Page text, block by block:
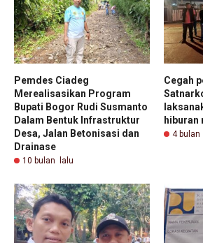
Pemdes Ciadeg
Merealisasikan Program
Bupati Bogor Rudi Susmanto
Dalam Bentuk Infrastruktur
Desa, Jalan Betonisasi dan
Drainase
10 bulan lalu
Cegah
hiburan
4